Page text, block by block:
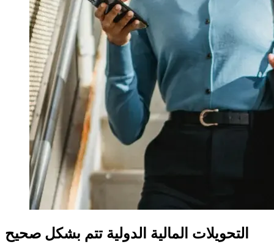
التحويلات المالية الدولية تتم بشكل صحيح